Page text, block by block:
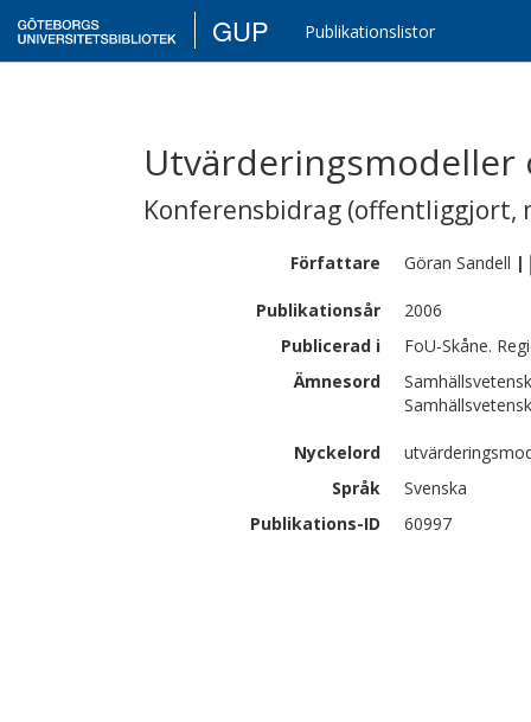
GUP Publikationslistor
Konferensbidrag (offentliggjort,
Författare Göran Sandell |
Publikationsår
2006
Publicerad i
FoU-Skåne.
Ämnesord
Nyckelord
Språk
Svenska
Publikations-ID
60997